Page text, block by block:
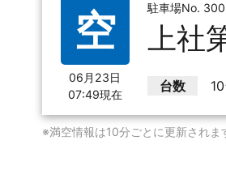
空
06月23日
07:49現在
駐車場No.
上社
台数
※満空情報は10分ごとに更新されま